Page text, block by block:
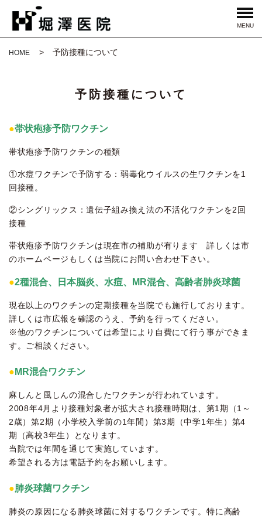
MENU
HOME 予防接種について
予防接種について
●帯状疱疹予防ワクチン
帯状疱疹予防ワクチンの種類
①水痘ワクチンで予防する：弱毒化ウイルスの生ワクチンを1
回接種。
②シングリックス：遺伝子組み換え法の不活化ワクチンを2回
接種
帯状疱疹予防ワクチンは現在市の補助が有ります 詳しくは市
のホームページもしくは当院にお問い合わせ下さい。
●2種混合、日本脳炎、水痘、MR混合、高齢者肺炎球菌
現在以上のワクチンの定期接種を当院でも施行しております。
詳しくは市広報を確認のうえ、予約を行ってください。
※他のワクチンについては希望により自費にて行う事ができま
す。ご相談ください。
● MR混合ワクチン
麻しんと風しんの混合したワクチンが行われています。
2008年4月より接種対象者が拡大され接種時期は、第1期（1～
2歳）第2期（小学校入学前の1年間）第3期（中学1年生）第4
期（高校3年生）となります。
当院では年間を通じて実施しています。
希望される方は電話予約をお願いします。
●肺炎球菌ワクチン
肺炎の原因になる肺炎球菌に対するワクチンです。特に高齢